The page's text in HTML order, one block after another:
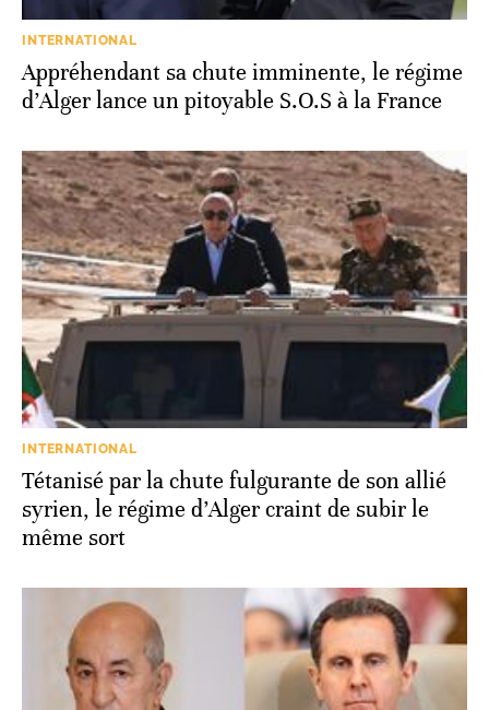
INTERNATIONAL
Appréhendant sa chute imminente, le régime
d’Alger lance un pitoyable S.O.S à la France
INTERNATIONAL
Tétanisé par la chute fulgurante de son allié
syrien, le régime d’Alger craint de subir le
même sort